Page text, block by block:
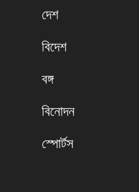
দেশ
বিদেশ
বঙ্গ
বিনোদন
স্পোর্টস